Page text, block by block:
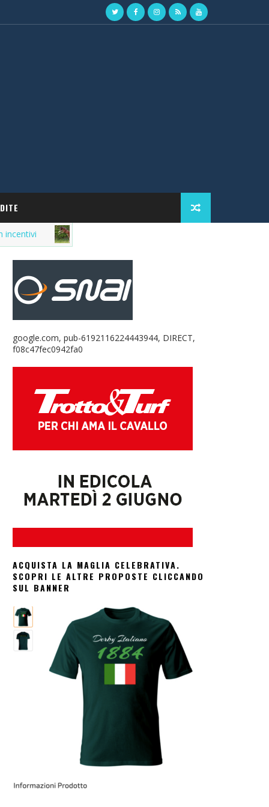
FATTRICI
google.com, pub-6192116224443944, DIRECT,
f08c47fec0942fa0
ACQUISTA LA MAGLIA CELEBRATIVA.
SCOPRI LE ALTRE PROPOSTE CLICCANDO
SUL BANNER